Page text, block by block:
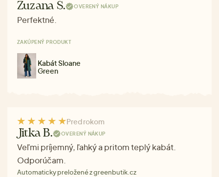
Zuzana S. OVERENÝ NÁKUP
Perfektné.
ZAKÚPENÝ PRODUKT
Kabát Sloane
Green
Pred rokom
Jitka B. OVERENÝ NÁKUP
Veľmi príjemný, ľahký a pritom teplý kabát.
Odporúčam.
Automaticky preložené z greenbutik.cz